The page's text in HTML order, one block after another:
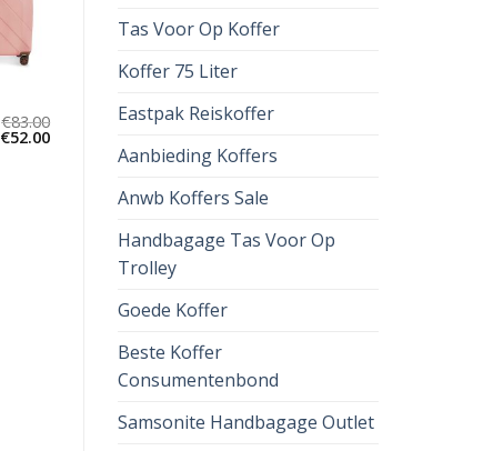
Tas Voor Op Koffer
Koffer 75 Liter
Eastpak Reiskoffer
Aanbieding Koffers
Anwb Koffers Sale
Handbagage Tas Voor Op
Trolley
Goede Koffer
Beste Koffer
Consumentenbond
Samsonite Handbagage Outlet
€83.00
€52.00